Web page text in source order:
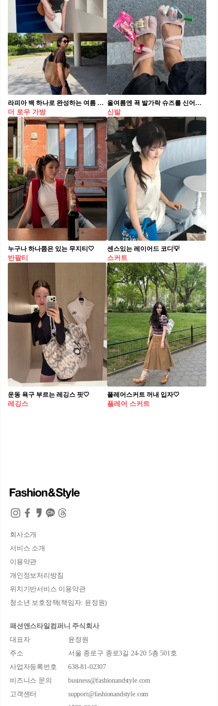
라피아 백 하나로 완성하는 여름 코디👜🤍
더 로우 가방
올여름엔 꾝 발가락 슈즈를 신어야만..💓
신발
누구나 하나쯤은 있는 무지티🤍
반팔티
센스있는 레이어드 코디💡
스커트
운동 욕구 부르는 레깅스 핏🤍
레깅스
플레어스커트 꺼내 입자🤍
플레어 스커트
회사소개
서비스 소개
이용약관
개인정보처리방침
위치기반서비스 이용약관
청소년 보호정책(책임자: 윤정원)
패션앤스타일컴퍼니 주식회사
대표자
윤정원
주소
서울 종로구 종로3길 24-20 5층 501호
사업자등록번호
638-81-02307
비즈니스 문의
business@fashionandstyle.com
고객센터
support@fashionandstyle.com